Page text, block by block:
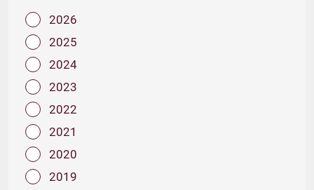
2026
2025
2024
2023
2022
2021
2020
2019